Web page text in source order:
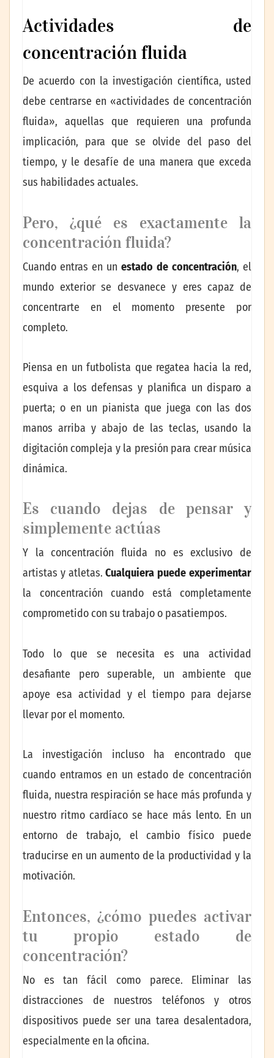
Actividades de
concentración fluida
De acuerdo con la investigación científica, usted
debe centrarse en «actividades de concentración
fluida», aquellas que requieren una profunda
implicación, para que se olvide del paso del
tiempo, y le desafíe de una manera que exceda
sus habilidades actuales.
Pero, ¿qué es exactamente la
concentración fluida?
Cuando entras en un estado de concentración, el
mundo exterior se desvanece y eres capaz de
concentrarte en el momento presente por
completo.
Piensa en un futbolista que regatea hacia la red,
esquiva a los defensas y planifica un disparo a
puerta; o en un pianista que juega con las dos
manos arriba y abajo de las teclas, usando la
digitación compleja y la presión para crear música
dinámica.
Es cuando dejas de pensar y
simplemente actúas
Y la concentración fluida no es exclusivo de
artistas y atletas.Cualquiera puede experimentar
la concentración cuando está completamente
comprometido con su trabajo o pasatiempos.
Todo lo que se necesita es una actividad
desafiante pero superable, un ambiente que
apoye esa actividad y el tiempo para dejarse
llevar por el momento.
La investigación incluso ha encontrado que
cuando entramos en un estado de concentración
fluida, nuestra respiración se hace más profunda y
nuestro ritmo cardíaco se hace más lento. En un
entorno de trabajo, el cambio físico puede
traducirse en un aumento de la productividad y la
motivación.
Entonces, ¿cómo puedes activar
tu propio estado de
concentración?
No es tan fácil como parece. Eliminar las
distracciones de nuestros teléfonos y otros
dispositivos puede ser una tarea desalentadora,
especialmente en la oficina.